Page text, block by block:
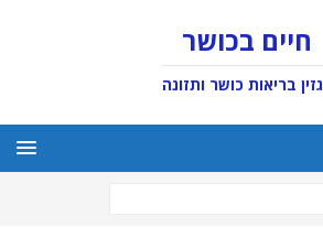
חיים בכושר
בריאות כושר ותזונה